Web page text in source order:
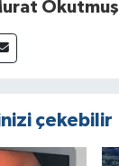
Okutmuş
çekebilir